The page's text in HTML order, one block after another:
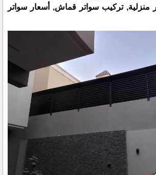
تركيب سواتر قماش, أسعار سواتر